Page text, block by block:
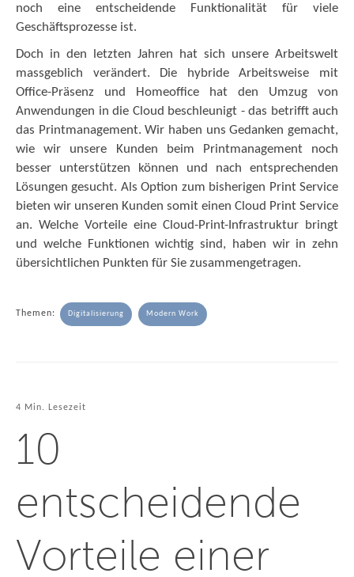
noch eine entscheidende Funktionalität für viele
Geschäftsprozesse ist.
Doch in den letzten Jahren hat sich unsere Arbeitswelt
massgeblich verändert. Die hybride Arbeitsweise mit
Office-Präsenz und Homeoffice hat den Umzug von
Anwendungen in die Cloud beschleunigt - das betrifft auch
das Printmanagement. Wir haben uns Gedanken gemacht,
wie wir unsere Kunden beim Printmanagement noch
besser unterstützen können und nach entsprechenden
Lösungen gesucht. Als Option zum bisherigen Print Service
bieten wir unseren Kunden somit einen Cloud Print Service
an. Welche Vorteile eine Cloud-Print-Infrastruktur bringt
und welche Funktionen wichtig sind, haben wir in zehn
übersichtlichen Punkten für Sie zusammengetragen.
Themen: Digitalisierung Modern Work
4 Min. Lesezeit
10
entscheidende
Vorteile einer